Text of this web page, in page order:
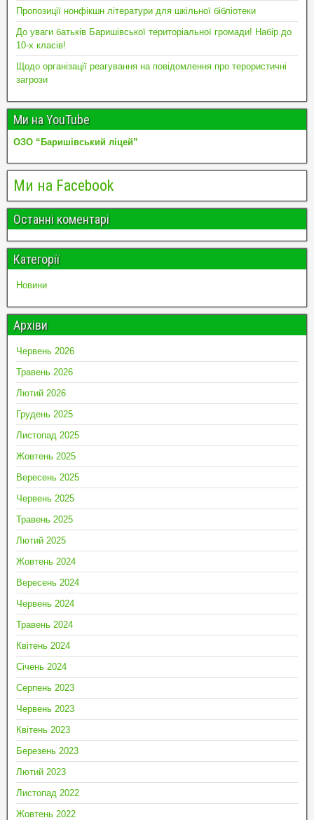
Пропозиції нонфікшн літератури для шкільної бібліотеки
До уваги батьків Баришівської територіальної громади! Набір до
10-х класів!
Щодо організації реагування на повідомлення про терористичні
загрози
Ми на YouTube
ОЗО “Баришівський ліцей”
Ми на Facebook
Останні коментарі
Категорії
Новини
Архіви
Червень 2026
Травень 2026
Лютий 2026
Грудень 2025
Листопад 2025
Жовтень 2025
Вересень 2025
Червень 2025
Травень 2025
Лютий 2025
Жовтень 2024
Вересень 2024
Червень 2024
Травень 2024
Квітень 2024
Січень 2024
Серпень 2023
Червень 2023
Квітень 2023
Березень 2023
Лютий 2023
Листопад 2022
Жовтень 2022